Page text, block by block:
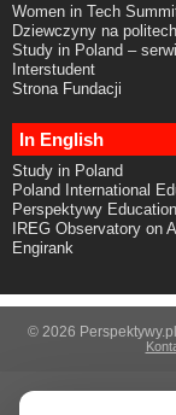
Women in Tech
Dziewczyny na
Study in Poland –
Interstudent
Strona Fundacji
In English
Study in Poland
Poland International
Perspektywy
IREG Observatory on
Engirank
© 2026